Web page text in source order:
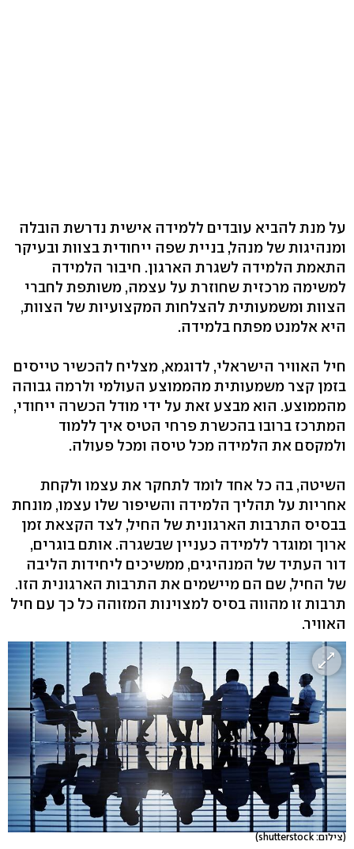
על מנת להביא עובדים ללמידה אישית נדרשת הובלה
ומנהיגות של מנהל, בניית שפה ייחודית בצוות ובעיקר
התאמת הלמידה לשגרת הארגון. חיבור הלמידה
למשימה מרכזית שחוזרת על עצמה, משותפת לחברי
הצוות ומשמעותית להצלחות המקצועיות של הצוות,
היא אלמנט מפתח בלמידה.
חיל האוויר הישראלי, לדוגמא, מצליח להכשיר טייסים
בזמן קצר משמעותית מהממוצע העולמי ולרמה גבוהה
מהממוצע. הוא מבצע זאת על ידי מודל הכשרה ייחודי,
המתרכז ברובו בהכשרת פרחי הטיס איך ללמוד
ולמקסם את הלמידה מכל טיסה ומכל פעולה.
השיטה, בה כל אחד לומד לתחקר את עצמו ולקחת
אחריות על תהליך הלמידה והשיפור שלו עצמו, מונחת
בבסיס התרבות הארגונית של החיל, לצד הקצאת זמן
ארוך ומוגדר ללמידה כעניין שבשגרה. אותם בוגרים,
דור העתיד של המנהיגים, ממשיכים ליחידות הליבה
של החיל, שם הם מיישמים את התרבות הארגונית הזו.
תרבות זו מהווה בסיס למצוינות המזוהה כל כך עם חיל
האוויר.
(צילום: shutterstock)